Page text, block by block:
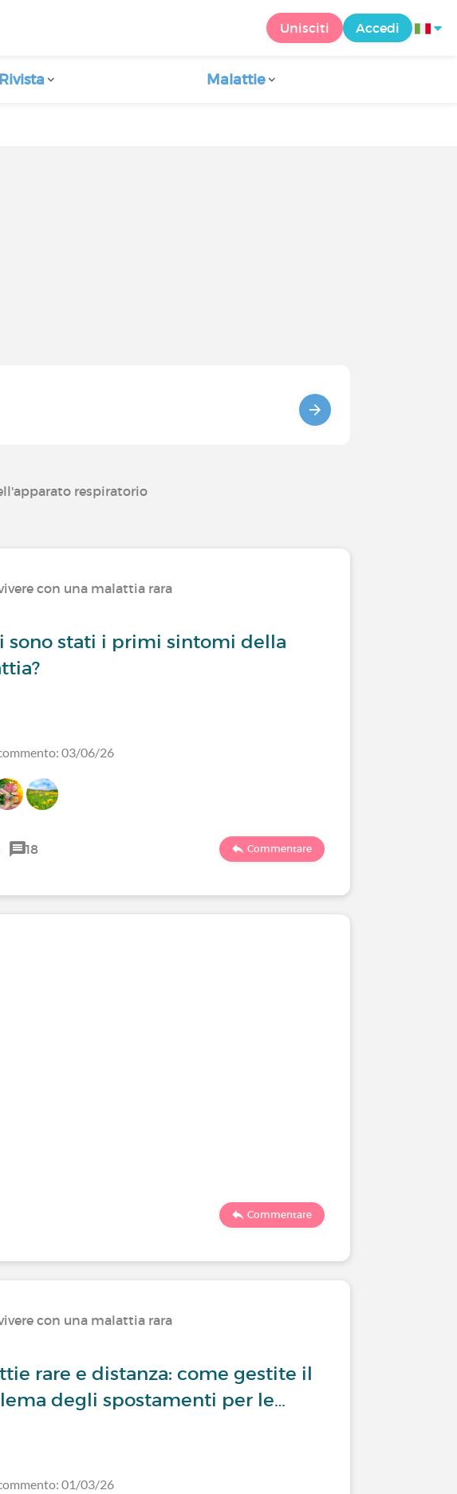
Unisciti Accedi
Rivista Malattie
respiratorio
con una malattia rara
sono stati i primi sintomi della
03/06/26
18 Commentare
Commentare
con una malattia rara
rare e distanza: come gestite il
degli spostamenti per le…
01/03/26